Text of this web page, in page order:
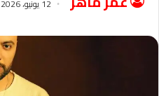
12 يونيو، 2026